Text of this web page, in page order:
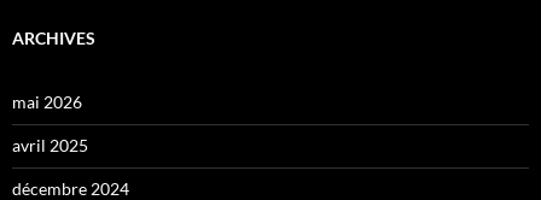
ARCHIVES
mai 2026
avril 2025
décembre 2024